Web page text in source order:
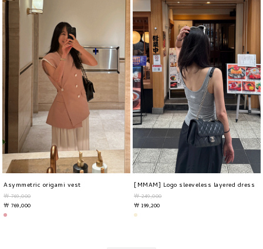
Asymmetric origami vest
￦ 769,000
￦ 769,000
[MMAM] Logo sleeveless layered dress
￦ 249,000
￦ 199,200